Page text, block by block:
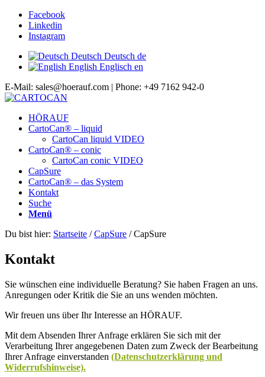
Facebook
Linkedin
Instagram
Deutsch Deutsch de
English Englisch en
E-Mail: sales@hoerauf.com | Phone: +49 7162 942-0
HÖRAUF
CartoCan® – liquid
CartoCan liquid VIDEO
CartoCan® – conic
CartoCan conic VIDEO
CapSure
CartoCan® – das System
Kontakt
Suche
Menü
Du bist hier: Startseite / CapSure / CapSure
Kontakt
Sie wünschen eine individuelle Beratung? Sie haben Fragen an uns.
Anregungen oder Kritik die Sie an uns wenden möchten.
Wir freuen uns über Ihr Interesse an HÖRAUF.
Mit dem Absenden Ihrer Anfrage erklären Sie sich mit der
Verarbeitung Ihrer angegebenen Daten zum Zweck der Bearbeitung
Ihrer Anfrage einverstanden (Datenschutzerklärung und
Widerrufshinweise).